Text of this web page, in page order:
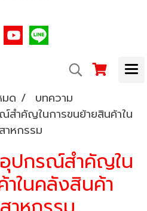
ด
บทความ
สำคัญในการขนย้ายสินค้าใน
าหกรรม
ปกรณ์สำคัญใน
ในคลังสินค้า